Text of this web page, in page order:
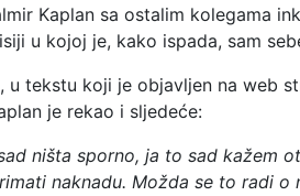
Kaplan sa ostalim kolegama
u kojoj je, kako ispada, sam
u tekstu koji je objavljen na web
je rekao i sljedeće:
ništa sporno, ja to sad kažem
naknadu. Možda se to radi o